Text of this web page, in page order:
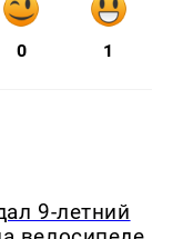
0 1
9-летний